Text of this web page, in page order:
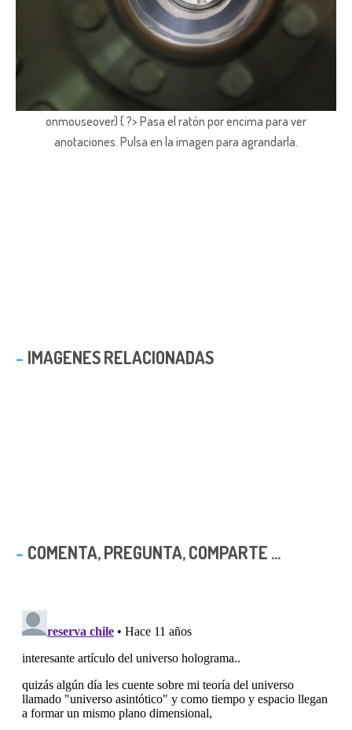
onmouseover) { ?> Pasa el ratón por encima para ver
anotaciones. Pulsa en la imagen para agrandarla.
IMAGENES RELACIONADAS
COMENTA, PREGUNTA, COMPARTE ...